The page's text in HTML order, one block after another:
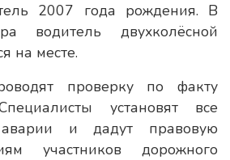
2007 года рождения. В
водитель двухколёсной
на месте.
проверку по факту
установят все
аварии и дадут правовую
участников дорожного